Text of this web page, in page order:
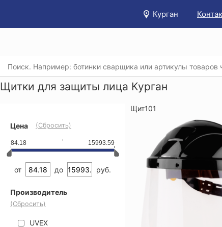
Курган
Щитки для защиты лица Курган
Цена (Сбросить)
84.18 15993.59
от до руб.
Производитель
(Сбросить)
UVEX
Щит101